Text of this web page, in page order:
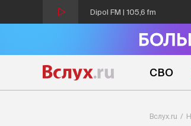
Dipol FM | 105,6 fm
СВО
Вслух.ru